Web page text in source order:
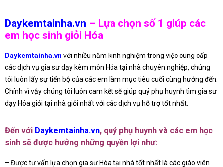
Daykemtainha.vn – Lựa chọn số 1 giúp các
em học sinh giỏi Hóa
Daykemtainha.vn với nhiều năm kinh nghiệm trong việc cung cấp
các dịch vụ gia sư dạy kèm môn Hóa tại nhà chuyên nghiệp, chúng
tôi luôn lấy sự tiến bộ của các em làm mục tiêu cuối cùng hướng đến.
Chính vì vậy chúng tôi luôn cam kết sẽ giúp quý phụ huynh tìm gia sư
dạy Hóa giỏi tại nhà giỏi nhất với các dịch vụ hỗ trợ tốt nhất.
Đến với Daykemtainha.vn, quý phụ huynh và các em học
sinh sẽ được hưởng những quyền lợi như:
– Được tư vấn lựa chọn gia sư Hóa tại nhà tốt nhất là các giáo viên